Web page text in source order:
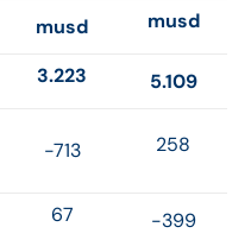
musd musd
3.223
5.109
-713 258
67 -399